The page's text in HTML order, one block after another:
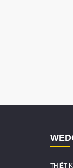
THIẾT